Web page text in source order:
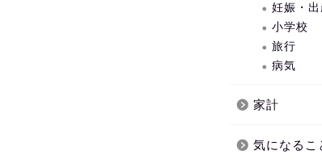
妊娠・出
小学校
旅行
病気
家計
気になるこ